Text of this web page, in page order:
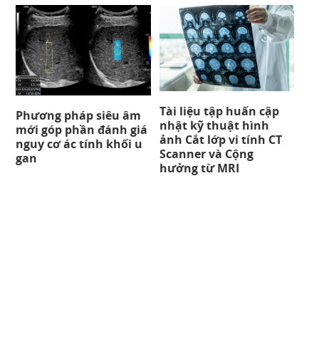
Phương pháp siêu âm
mới góp phần đánh giá
nguy cơ ác tính khối u
gan
Tài liệu tập huấn cập
nhật kỹ thuật hình
ảnh Cắt lớp vi tính CT
Scanner và Cộng
hưởng từ MRI